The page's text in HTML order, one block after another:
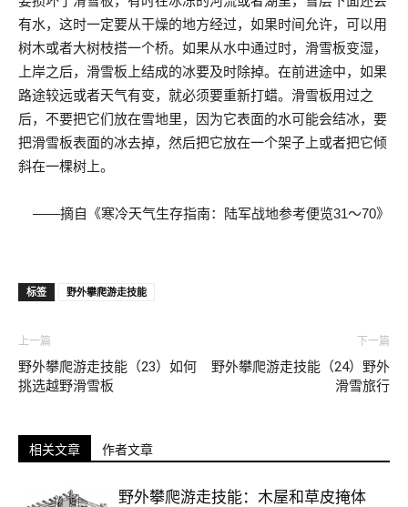
有水，这时一定要从干燥的地方经过，如果时间允许，可以用
树木或者大树枝搭一个桥。如果从水中通过时，滑雪板变湿，
上岸之后，滑雪板上结成的冰要及时除掉。在前进途中，如果
路途较远或者天气有变，就必须要重新打蜡。滑雪板用过之
后，不要把它们放在雪地里，因为它表面的水可能会结冰，要
把滑雪板表面的冰去掉，然后把它放在一个架子上或者把它倾
斜在一棵树上。
——摘自《寒冷天气生存指南：陆军战地参考便览31～70》
标签 野外攀爬游走技能
上一篇
野外攀爬游走技能（23）如何
挑选越野滑雪板
下一篇
野外攀爬游走技能（24）野外
滑雪旅行
相关文章 作者文章
野外攀爬游走技能：木屋和草皮掩体